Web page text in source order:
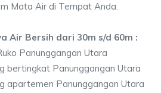
Mata Air di Tempat Anda.
Air Bersih dari 30m s/d 60m :
Panunggangan Utara
bertingkat Panunggangan Utara
apartemen Panunggangan Utara